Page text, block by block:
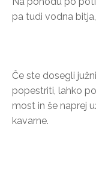
pa tudi vodna
Če ste dosegli
popestriti, lahko
most in še naprej
kavarne.